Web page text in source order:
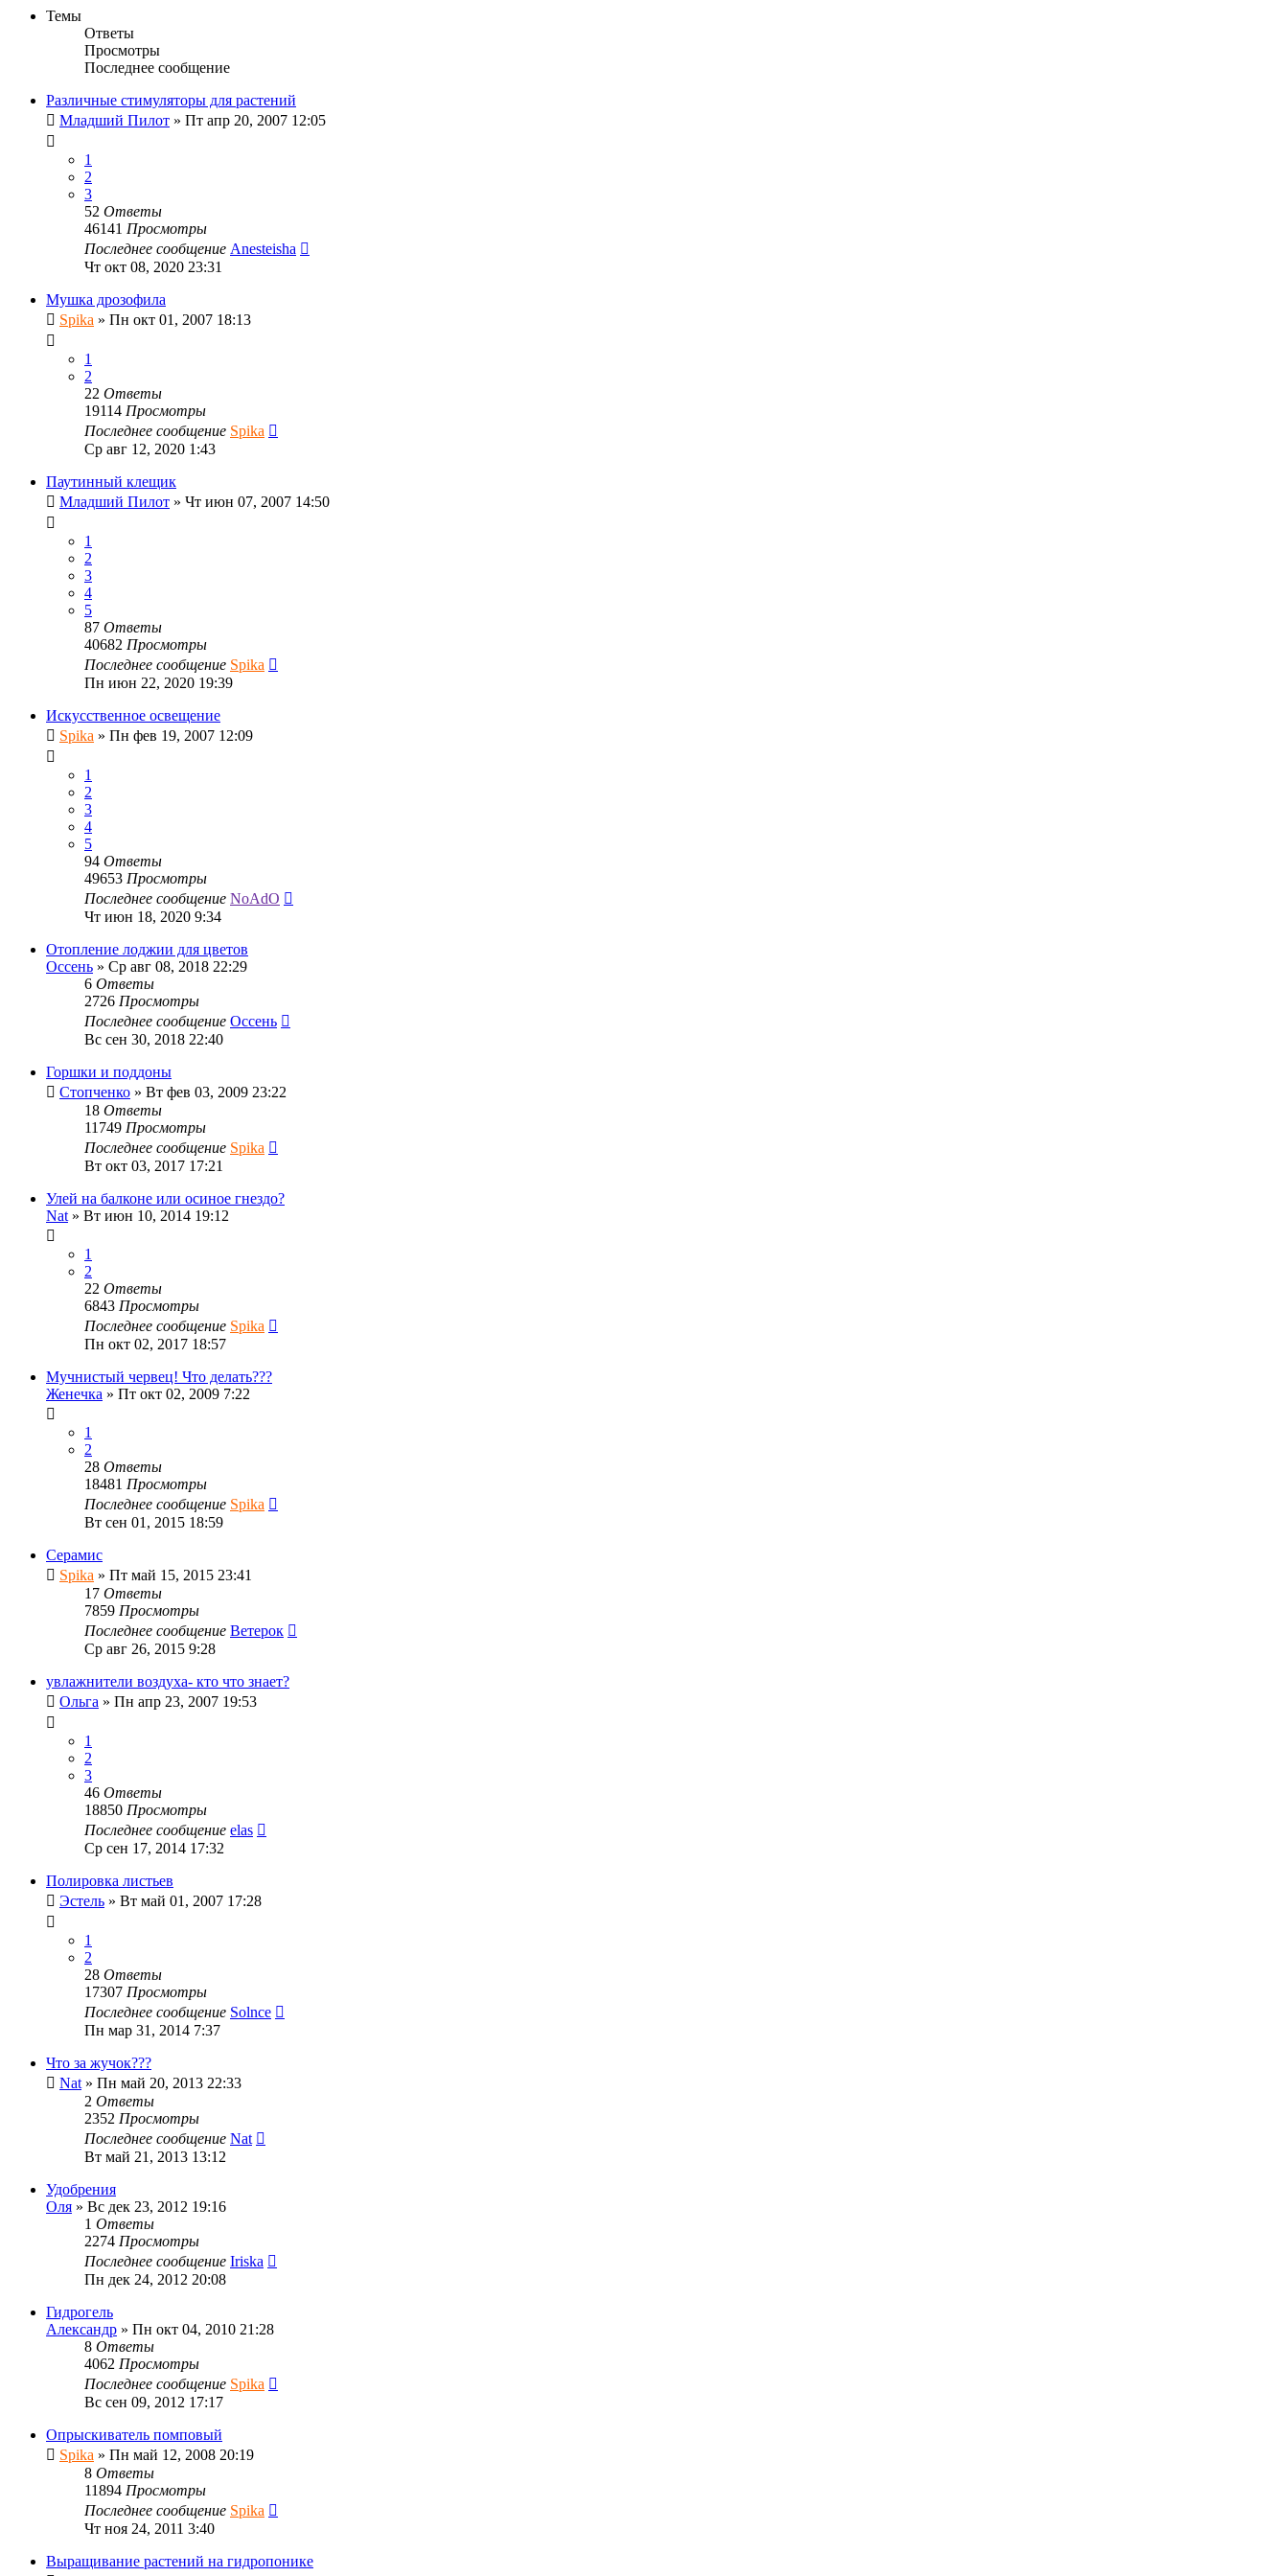
Темы
Ответы
Просмотры
Последнее сообщение
Различные стимуляторы для растений
Младший Пилот » Пт апр 20, 2007 12:05
1
2
3
52 Ответы
46141 Просмотры
Последнее сообщение Anesteisha
Чт окт 08, 2020 23:31
Мушка дрозофила
Spika » Пн окт 01, 2007 18:13
1
2
22 Ответы
19114 Просмотры
Последнее сообщение Spika
Ср авг 12, 2020 1:43
Паутинный клещик
Младший Пилот » Чт июн 07, 2007 14:50
1
2
3
4
5
87 Ответы
40682 Просмотры
Последнее сообщение Spika
Пн июн 22, 2020 19:39
Искусственное освещение
Spika » Пн фев 19, 2007 12:09
1
2
3
4
5
94 Ответы
49653 Просмотры
Последнее сообщение NoAdO
Чт июн 18, 2020 9:34
Отопление лоджии для цветов
Оссень » Ср авг 08, 2018 22:29
6 Ответы
2726 Просмотры
Последнее сообщение Оссень
Вс сен 30, 2018 22:40
Горшки и поддоны
Стопченко » Вт фев 03, 2009 23:22
18 Ответы
11749 Просмотры
Последнее сообщение Spika
Вт окт 03, 2017 17:21
Улей на балконе или осиное гнездо?
Nat » Вт июн 10, 2014 19:12
1
2
22 Ответы
6843 Просмотры
Последнее сообщение Spika
Пн окт 02, 2017 18:57
Мучнистый червец! Что делать???
Женечка » Пт окт 02, 2009 7:22
1
2
28 Ответы
18481 Просмотры
Последнее сообщение Spika
Вт сен 01, 2015 18:59
Серамис
Spika » Пт май 15, 2015 23:41
17 Ответы
7859 Просмотры
Последнее сообщение Ветерок
Ср авг 26, 2015 9:28
увлажнители воздуха- кто что знает?
Ольга » Пн апр 23, 2007 19:53
1
2
3
46 Ответы
18850 Просмотры
Последнее сообщение elas
Ср сен 17, 2014 17:32
Полировка листьев
Эстель » Вт май 01, 2007 17:28
1
2
28 Ответы
17307 Просмотры
Последнее сообщение Solnce
Пн мар 31, 2014 7:37
Что за жучок???
Nat » Пн май 20, 2013 22:33
2 Ответы
2352 Просмотры
Последнее сообщение Nat
Вт май 21, 2013 13:12
Удобрения
Оля » Вс дек 23, 2012 19:16
1 Ответы
2274 Просмотры
Последнее сообщение Iriska
Пн дек 24, 2012 20:08
Гидрогель
Александр » Пн окт 04, 2010 21:28
8 Ответы
4062 Просмотры
Последнее сообщение Spika
Вс сен 09, 2012 17:17
Опрыскиватель помповый
Spika » Пн май 12, 2008 20:19
8 Ответы
11894 Просмотры
Последнее сообщение Spika
Чт ноя 24, 2011 3:40
Выращивание растений на гидропонике